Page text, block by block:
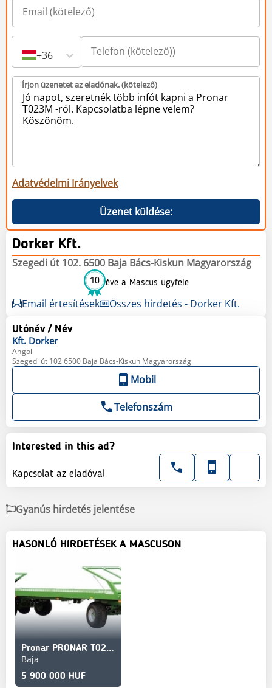
+36
Írjon üzenetet az eladónak. (kötelező)
Adatvédelmi Irányelvek
Üzenet küldése:
Dorker Kft.
Szegedi út 102. 6500 Baja Bács-Kiskun Magyarország
10 éve a Mascus ügyfele
Email értesítések Összes hirdetés - Dorker Kft.
Utónév / Név
Kft. Dorker
Angol
Szegedi út 102 6500 Baja Bács-Kiskun Magyarország
Mobil
Telefonszám
Interested in this ad?
Kapcsolat az eladóval
Gyanús hirdetés jelentése
HASONLÓ HIRDETÉSEK A MASCUSON
Pronar PRONAR T023 (15T) BÁLASZÁLLÍTÓ PÓTKOCSI KÉSZLETRŐL
Baja
5 900 000 HUF